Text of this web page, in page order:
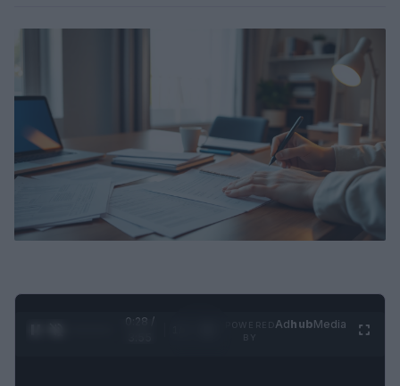
0:28 /
AdhubMedia